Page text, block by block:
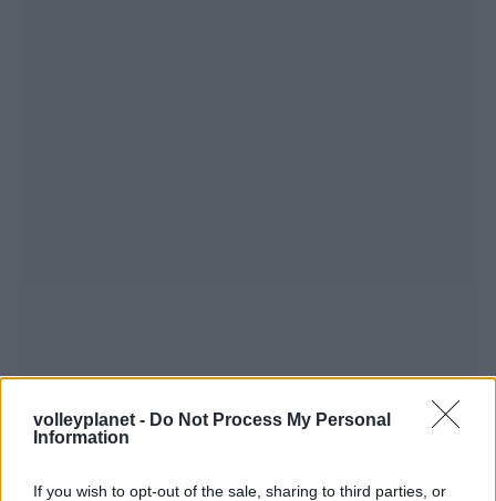
volleyplanet - Do Not Process My Personal
Information
If you wish to opt-out of the sale, sharing to third parties, or